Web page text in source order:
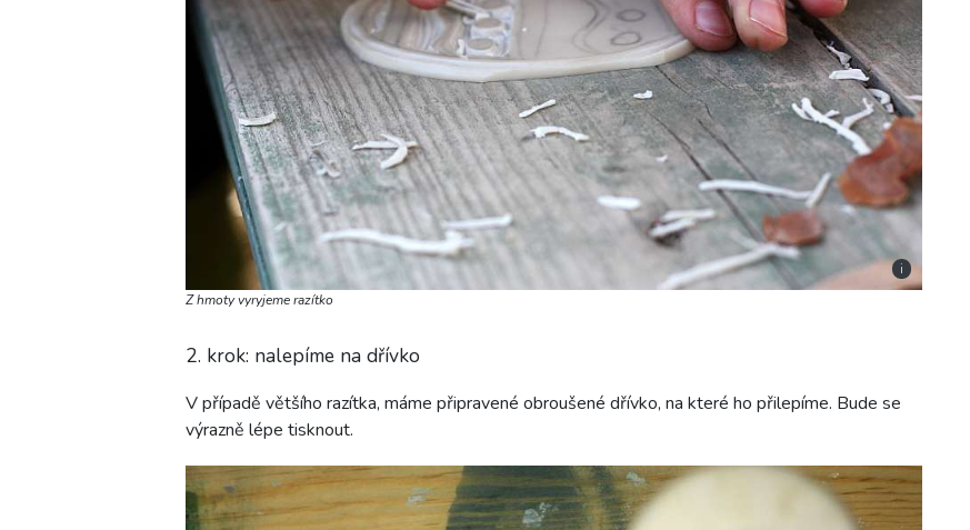
i
Z hmoty vyryjeme razítko
2. krok: nalepíme na dřívko
V případě většího razítka, máme připravené obroušené dřívko, na které ho přilepíme. Bude se
výrazně lépe tisknout.